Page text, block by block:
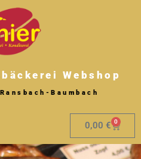
Webshop
Baumbach
0,00 € 0